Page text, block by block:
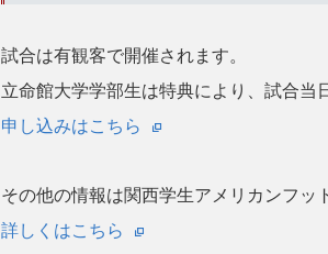
試合は有観客で開催されます。
立命館大学学部生は特典により、試合当
申し込みはこちら
その他の情報は関西学生アメリカンフ
詳しくはこちら